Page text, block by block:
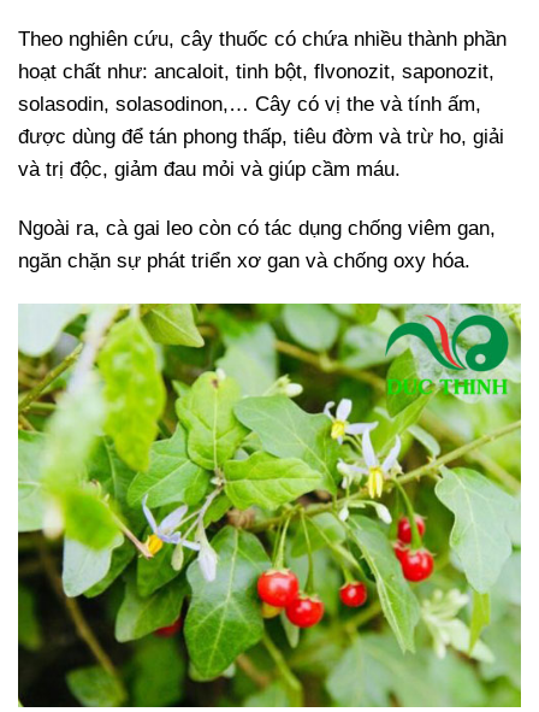
Theo nghiên cứu, cây thuốc có chứa nhiều thành phần
hoạt chất như: ancaloit, tinh bột, flvonozit, saponozit,
solasodin, solasodinon,… Cây có vị the và tính ấm,
được dùng để tán phong thấp, tiêu đờm và trừ ho, giải
và trị độc, giảm đau mỏi và giúp cầm máu.
Ngoài ra, cà gai leo còn có tác dụng chống viêm gan,
ngăn chặn sự phát triển xơ gan và chống oxy hóa.